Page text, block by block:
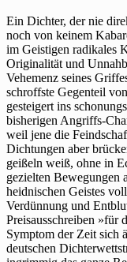
Ein Dichter, der nie
noch von keinem
im Geistigen radikales
Originalität und
Vehemenz seines
schroffste Gegenteil
gesteigert ins
bisherigen Angriffs-
weil jene die
Dichtungen aber
geißeln weiß, ohne in
gezielten Bewegungen
heidnischen Geistes
Verdünnung und
Preisausschreiben »für
Symptom der Zeit sich
deutschen